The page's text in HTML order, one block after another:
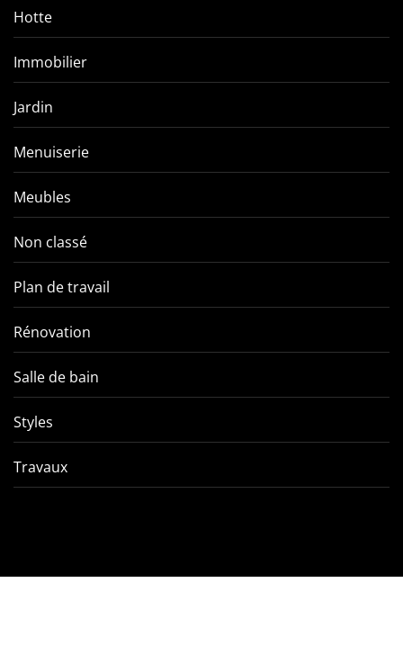
Hotte
Immobilier
Jardin
Menuiserie
Meubles
Non classé
Plan de travail
Rénovation
Salle de bain
Styles
Travaux